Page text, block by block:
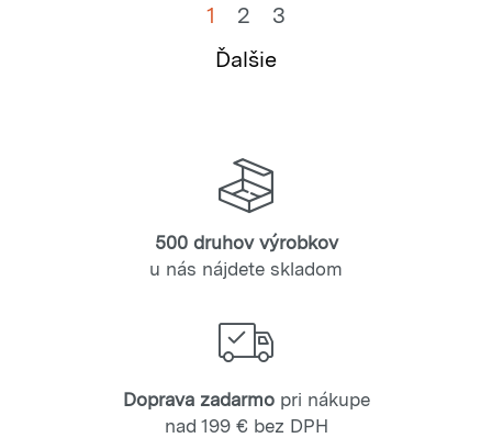
1
2
3
Ďalšie
500 druhov výrobkov
u nás nájdete skladom
Doprava zadarmopri nákupe
nad 199 € bez DPH